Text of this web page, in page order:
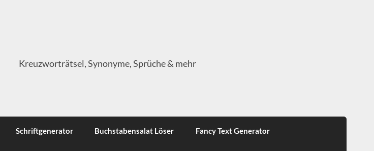
Kreuzworträtsel, Synonyme, Sprüche & mehr
Schriftgenerator Buchstabensalat Löser Fancy Text Generator